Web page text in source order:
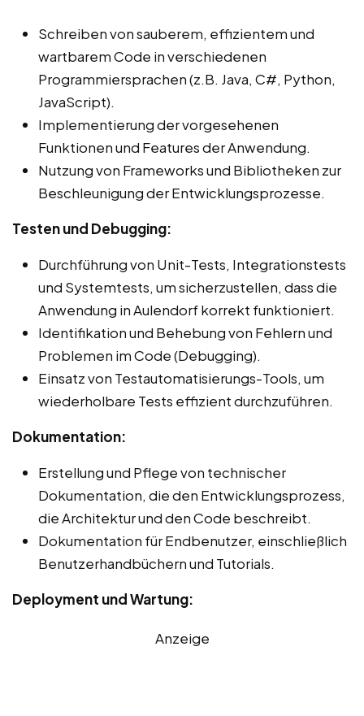
Schreiben von sauberem, effizientem und
wartbarem Code in verschiedenen
Programmiersprachen (z.B. Java, C#, Python,
JavaScript).
Implementierung der vorgesehenen
Funktionen und Features der Anwendung.
Nutzung von Frameworks und Bibliotheken zur
Beschleunigung der Entwicklungsprozesse.
Testen und Debugging:
Durchführung von Unit-Tests, Integrationstests
und Systemtests, um sicherzustellen, dass die
Anwendung in Aulendorf korrekt funktioniert.
Identifikation und Behebung von Fehlern und
Problemen im Code (Debugging).
Einsatz von Testautomatisierungs-Tools, um
wiederholbare Tests effizient durchzuführen.
Dokumentation:
Erstellung und Pflege von technischer
Dokumentation, die den Entwicklungsprozess,
die Architektur und den Code beschreibt.
Dokumentation für Endbenutzer, einschließlich
Benutzerhandbüchern und Tutorials.
Deployment und Wartung:
Anzeige